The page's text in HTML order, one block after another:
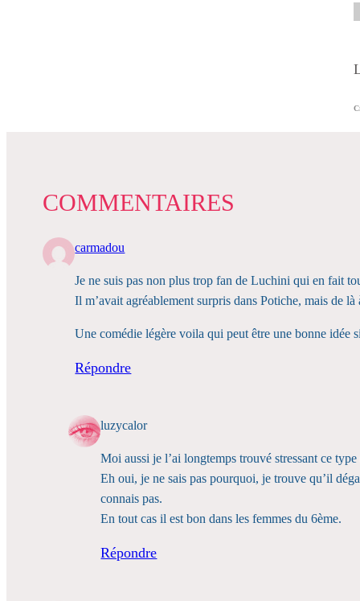
COMMENTAIRES
carmadou
Je ne suis pas non plus trop fan de Luchini qui en fait
Il m’avait agréablement surpris dans Potiche, mais de
Une comédie légère voila qui peut être une bonne idée
Répondre
luzycalor
Moi aussi je l’ai longtemps trouvé stressant ce
Eh oui, je ne sais pas pourquoi, je trouve qu’il
connais pas.
En tout cas il est bon dans les femmes du 6ème.
Répondre